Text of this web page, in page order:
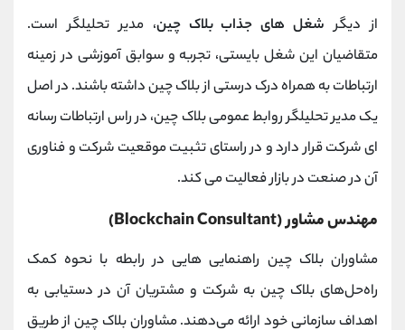
از دیگر شغل های جذاب بلاک چین، مدیر تحلیلگر است.
متقاضیان این شغل بایستی، تجربه و سوابق آموزشی در زمینه
ارتباطات به همراه درک درستی از بلاک چین داشته باشند. در اصل
یک مدیر تحلیلگر روابط عمومی بلاک چین، در راس ارتباطات رسانه
ای شرکت قرار دارد و در راستای تثبیت موقعیت شرکت و فناوری
آن در صنعت در بازار فعالیت می کند.
مهندس مشاور (Blockchain Consultant)
مشاوران بلاک چین راهنمایی هایی در رابطه با نحوه کمک
راه‌حل‌های بلاک چین به شرکت و مشتریان آن در دستیابی به
اهداف سازمانی خود ارائه می‌دهند. مشاوران بلاک چین از طریق